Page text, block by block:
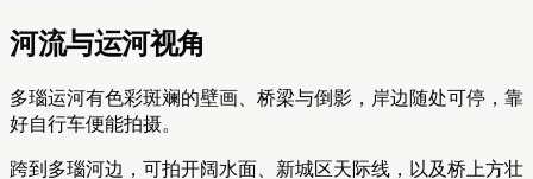
河流与运河视角
多瑙运河有色彩斑斓的壁画、桥梁与倒影，岸边随处可停，靠
好自行车便能拍摄。
跨到多瑙河边，可拍开阔水面、新城区天际线，以及桥上方壮